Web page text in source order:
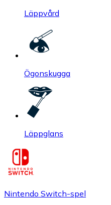
Läppvård
Ögonskugga
Läppglans
Nintendo Switch-spel